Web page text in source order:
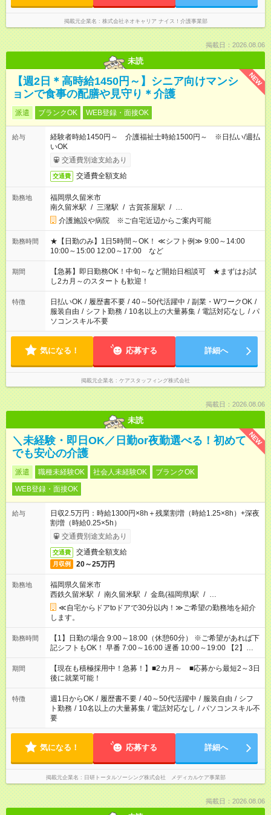
掲載元企業名 株式会社ネオキャリア ナイス！介護事業部
掲載日：2026.08.06
未読
NEW
【週2日＊高時給1450円～】シニア向けマンシ
ョンで食事の配膳や見守り＊介護
派遣 ブランクOK WEB登録・面接OK
給与
経験者時給1450円～ 介護福祉士時給1500円～ ※日払い/週払
いOK
交通費別途支給あり
交通費 交通費全額支給
勤務地
福岡県久留米市
南久留米駅 / 三潴駅 / 古賀茶屋駅 / …
介護施設や病院 ※ご自宅近辺からご案内可能
勤務時間
★【日勤のみ】1日5時間～OK！ ≪シフト例≫ 9:00～14:00
10:00～15:00 12:00～17:00 など
期間
【急募】即日勤務OK！中旬～など開始日相談可 ★まずはお試
し2カ月～のスタートも歓迎！
特徴 日払いOK / 履歴書不要 / 40～50代活躍中 / 副業・WワークOK /
服装自由 / シフト勤務 / 10名以上の大量募集 / 電話対応なし / パ
ソコンスキル不要
気になる！ 応募する 詳細へ
掲載元企業名 ケアスタッフィング株式会社
掲載日：2026.08.06
未読
NEW
＼未経験・即日OK／日勤or夜勤選べる！初めて
でも安心の介護
派遣 職種未経験OK 社会人未経験OK
ブランクOK
WEB登録・面接OK
給与
日収2.5万円：時給1300円×8h＋残業割増（時給1.25×8h）+深夜
割増（時給0.25×5h）
交通費別途支給あり
交通費 交通費全額支給
月収例 20～25万円
勤務地
福岡県久留米市
西鉄久留米駅 / 南久留米駅 / 金島(福岡県)駅 / …
≪自宅からドアtoドアで30分以内！≫ご希望の勤務地を紹介
します。
勤務時間
【1】日勤の場合 9:00～18:00（休憩60分） ※ご希望があれば下
記シフトもOK！ 早番 7:00～16:00 遅番 10:00～19:00 【2】夜
勤の場合 16:30～翌9:30 16:30～翌10:30など ※Wワーク希望の
方へ 今ご覧のお仕事で希望する勤務時間と、もう1つのお仕事の
勤務時間。 合計で週40時間を超える場合は応募できません。
期間
【現在も積極採用中！急募！】■2カ月～ ■応募から最短2～3日
後に就業可能！
特徴 週1日からOK / 履歴書不要 / 40～50代活躍中 / 服装自由 / シフ
ト勤務 / 10名以上の大量募集 / 電話対応なし / パソコンスキル不
要
気になる！ 応募する 詳細へ
掲載元企業名 日研トータルソーシング株式会社 メディカルケア事業部
掲載日：2026.08.06